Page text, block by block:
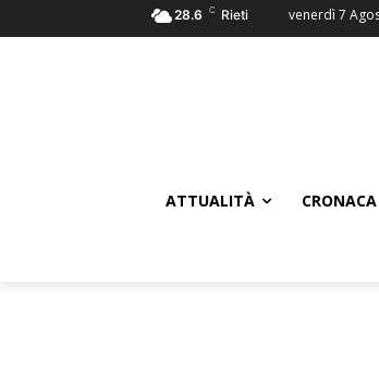
28.6 C Rieti venerdì 7
ATTUALITÀ CRONACA